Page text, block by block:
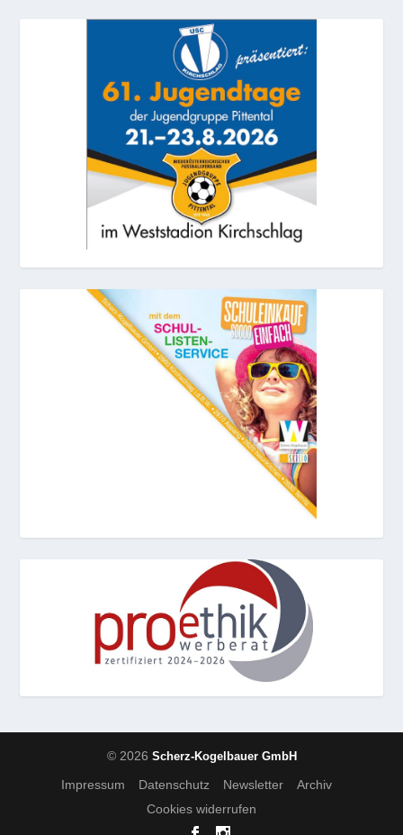
© 2026 Scherz-Kogelbauer GmbH
Impressum Datenschutz Newsletter
Archiv
Cookies widerrufen